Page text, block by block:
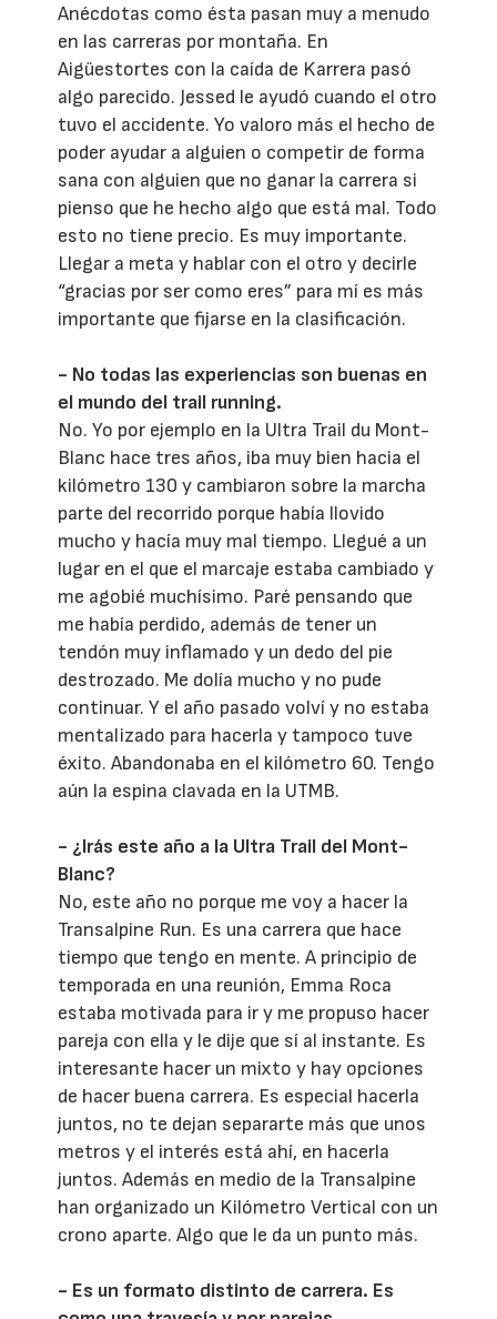
Anécdotas como ésta pasan muy a menudo
en las carreras por montaña. En
Aigüestortes con la caída de Karrera pasó
algo parecido. Jessed le ayudó cuando el otro
tuvo el accidente. Yo valoro más el hecho de
poder ayudar a alguien o competir de forma
sana con alguien que no ganar la carrera si
pienso que he hecho algo que está mal. Todo
esto no tiene precio. Es muy importante.
Llegar a meta y hablar con el otro y decirle
“gracias por ser como eres” para mí es más
importante que fijarse en la clasificación.
- No todas las experiencias son buenas en
el mundo del trail running.
No. Yo por ejemplo en la Ultra Trail du Mont-
Blanc hace tres años, iba muy bien hacia el
kilómetro 130 y cambiaron sobre la marcha
parte del recorrido porque había llovido
mucho y hacía muy mal tiempo. Llegué a un
lugar en el que el marcaje estaba cambiado y
me agobié muchísimo. Paré pensando que
me había perdido, además de tener un
tendón muy inflamado y un dedo del pie
destrozado. Me dolía mucho y no pude
continuar. Y el año pasado volví y no estaba
mentalizado para hacerla y tampoco tuve
éxito. Abandonaba en el kilómetro 60. Tengo
aún la espina clavada en la UTMB.
- ¿Irás este año a la Ultra Trail del Mont-
Blanc?
No, este año no porque me voy a hacer la
Transalpine Run. Es una carrera que hace
tiempo que tengo en mente. A principio de
temporada en una reunión, Emma Roca
estaba motivada para ir y me propuso hacer
pareja con ella y le dije que sí al instante. Es
interesante hacer un mixto y hay opciones
de hacer buena carrera. Es especial hacerla
juntos, no te dejan separarte más que unos
metros y el interés está ahí, en hacerla
juntos. Además en medio de la Transalpine
han organizado un Kilómetro Vertical con un
crono aparte. Algo que le da un punto más.
- Es un formato distinto de carrera. Es